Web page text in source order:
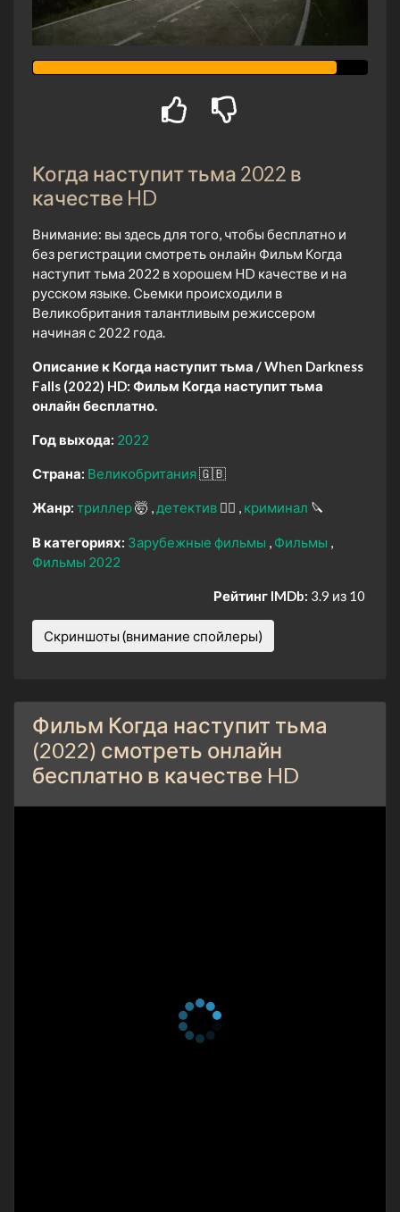
Когда наступит тьма 2022 в
качестве HD
Внимание: вы здесь для того, чтобы бесплатно и
без регистрации смотреть онлайн Фильм Когда
наступит тьма 2022 в хорошем HD качестве и на
русском языке. Сьемки происходили в
Великобритания талантливым режиссером
начиная с 2022 года.
Описание к Когда наступит тьма / When Darkness
Falls (2022) HD: Фильм Когда наступит тьма
онлайн бесплатно.
Год выхода: 2022
Страна: Великобритания🇬🇧
Жанр: триллер🤯 детектив 🕵️‍♂️ криминал 🔪
В категориях: Зарубежные фильмы
Фильмы
Фильмы 2022
Рейтинг IMDb: 3.9 из 10
Скриншоты (внимание спойлеры)
Фильм Когда наступит тьма
(2022) смотреть онлайн
бесплатно в качестве HD